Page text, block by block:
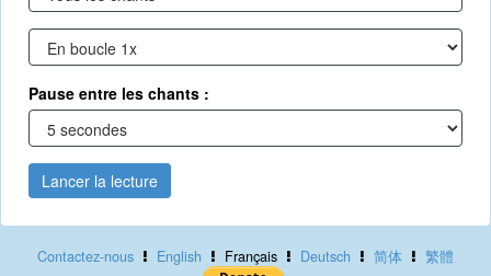
Pause entre les chants :
Lancer la lecture
Contactez-nous English Français Deutsch 简体 繁體